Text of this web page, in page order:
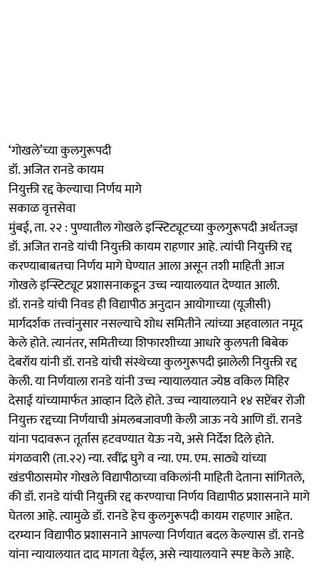
‘गोखले’च्या कुलगुरूपदी
डॉ. अजित रानडे कायम
नियुक्ती रद्द केल्याचा निर्णय मागे
सकाळ वृत्तसेवा
मुंबई, ता. २२ : पुण्यातील गोखले इन्स्टिट्यूटच्या कुलगुरूपदी अर्थतज्ज्ञ
डॉ. अजित रानडे यांची नियुक्ती कायम राहणार आहे. त्यांची नियुक्ती रद्द
करण्याबाबतचा निर्णय मागे घेण्यात आला असून तशी माहिती आज
गोखले इन्स्टिट्यूट प्रशासनाकडून उच्च न्यायालयात देण्यात आली.
डॉ. रानडे यांची निवड ही विद्यापीठ अनुदान आयोगाच्या (यूजीसी)
मार्गदर्शक तत्त्वांनुसार नसल्याचे शोध समितीने त्यांच्या अहवालात नमूद
केले होते. त्यानंतर, समितीच्या शिफारशीच्या आधारे कुलपती बिबेक
देबरॉय यांनी डॉ. रानडे यांची संस्थेच्या कुलगुरूपदी झालेली नियुक्ती रद्द
केली. या निर्णयाला रानडे यांनी उच्च न्यायालयात ज्येष्ठ वकिल मिहिर
देसाई यांच्यामार्फत आव्हान दिले होते. उच्च न्यायालयाने १४ सप्टेंबर रोजी
नियुक्त रद्दच्या निर्णयाची अंमलबजावणी केली जाऊ नये आणि डॉ. रानडे
यांना पदावरून तूर्तास हटवण्यात येऊ नये, असे निर्देश दिले होते.
मंगळवारी (ता.२२) न्या. रवींद्र घुगे व न्या. एम. एम. साठ्ये यांच्या
खंडपीठासमोर गोखले विद्यापीठाच्या वकिलांनी माहिती देताना सांगितले,
की डॉ. रानडे यांची नियुक्ती रद्द करण्याचा निर्णय विद्यापीठ प्रशासनाने मागे
घेतला आहे. त्यामुळे डॉ. रानडे हेच कुलगुरूपदी कायम राहणार आहेत.
दरम्यान विद्यापीठ प्रशासनाने आपल्या निर्णयात बदल केल्यास डॉ. रानडे
यांना न्यायालयात दाद मागता येईल, असे न्यायालयाने स्पष्ट केले आहे.